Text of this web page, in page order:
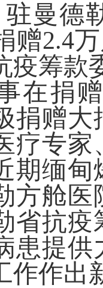
驻曼德
赠2.4
疫筹款
在捐
捐赠大
疗专家
期缅甸
方舱医
省抗疫
患提
作作出